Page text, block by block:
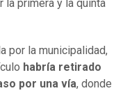
la primera y la quinta
por la municipalidad,
habría retirado
por una vía, donde